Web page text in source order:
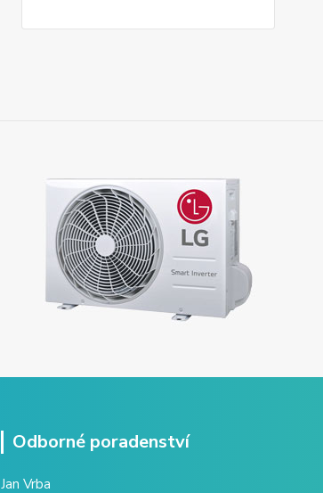
Odborné poradenství
Jan Vrba